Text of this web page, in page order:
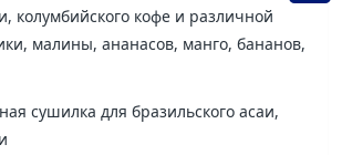
колумбийского кофе и различной
малины, ананасов, манго, бананов,